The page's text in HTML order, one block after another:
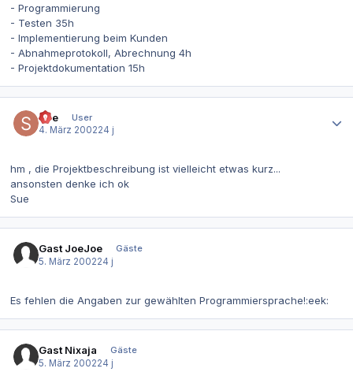
- Programmierung
- Testen 35h
- Implementierung beim Kunden
- Abnahmeprotokoll, Abrechnung 4h
- Projektdokumentation 15h
Sue
User
4. März 200224 j
hm , die Projektbeschreibung ist vielleicht etwas kurz...
ansonsten denke ich ok
Sue
Gast JoeJoe
Gäste
5. März 200224 j
Es fehlen die Angaben zur gewählten Programmiersprache!:eek:
Gast Nixaja
Gäste
5. März 200224 j